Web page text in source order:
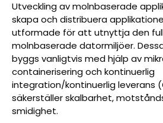
Utveckling av molnbaserade
skapa och distribuera
utformade för att utnyttja den
molnbaserade datormiljöer.
byggs vanligtvis med hjälp av
containerisering och kontinuerlig
integration/kontinuerlig leverans
säkerställer skalbarhet,
smidighet.